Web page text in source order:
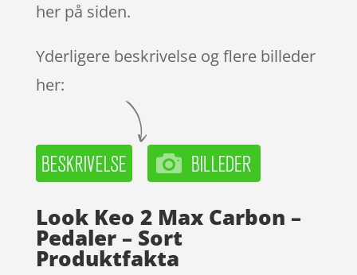
her på siden.
Yderligere beskrivelse og flere billeder
her:
Look Keo 2 Max Carbon –
Pedaler – Sort
Produktfakta